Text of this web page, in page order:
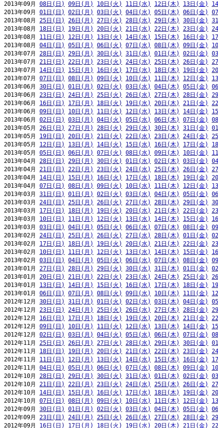
2013年09月 08日(日) 09日(月) 10日(火) 11日(水) 12日(木) 13日(金)
2013年09月 01日(日) 02日(月) 03日(火) 04日(水) 05日(木) 06日(金)
2013年08月 25日(日) 26日(月) 27日(火) 28日(水) 29日(木) 30日(金)
2013年08月 18日(日) 19日(月) 20日(火) 21日(水) 22日(木) 23日(金)
2013年08月 11日(日) 12日(月) 13日(火) 14日(水) 15日(木) 16日(金)
2013年08月 04日(日) 05日(月) 06日(火) 07日(水) 08日(木) 09日(金)
2013年07月 28日(日) 29日(月) 30日(火) 31日(水) 01日(木) 02日(金)
2013年07月 21日(日) 22日(月) 23日(火) 24日(水) 25日(木) 26日(金)
2013年07月 14日(日) 15日(月) 16日(火) 17日(水) 18日(木) 19日(金)
2013年07月 07日(日) 08日(月) 09日(火) 10日(水) 11日(木) 12日(金)
2013年06月 30日(日) 01日(月) 02日(火) 03日(水) 04日(木) 05日(金)
2013年06月 23日(日) 24日(月) 25日(火) 26日(水) 27日(木) 28日(金)
2013年06月 16日(日) 17日(月) 18日(火) 19日(水) 20日(木) 21日(金)
2013年06月 09日(日) 10日(月) 11日(火) 12日(水) 13日(木) 14日(金)
2013年06月 02日(日) 03日(月) 04日(火) 05日(水) 06日(木) 07日(金)
2013年05月 26日(日) 27日(月) 28日(火) 29日(水) 30日(木) 31日(金)
2013年05月 19日(日) 20日(月) 21日(火) 22日(水) 23日(木) 24日(金)
2013年05月 12日(日) 13日(月) 14日(火) 15日(水) 16日(木) 17日(金)
2013年05月 05日(日) 06日(月) 07日(火) 08日(水) 09日(木) 10日(金)
2013年04月 28日(日) 29日(月) 30日(火) 01日(水) 02日(木) 03日(金)
2013年04月 21日(日) 22日(月) 23日(火) 24日(水) 25日(木) 26日(金)
2013年04月 14日(日) 15日(月) 16日(火) 17日(水) 18日(木) 19日(金)
2013年04月 07日(日) 08日(月) 09日(火) 10日(水) 11日(木) 12日(金)
2013年03月 31日(日) 01日(月) 02日(火) 03日(水) 04日(木) 05日(金)
2013年03月 24日(日) 25日(月) 26日(火) 27日(水) 28日(木) 29日(金)
2013年03月 17日(日) 18日(月) 19日(火) 20日(水) 21日(木) 22日(金)
2013年03月 10日(日) 11日(月) 12日(火) 13日(水) 14日(木) 15日(金)
2013年03月 03日(日) 04日(月) 05日(火) 06日(水) 07日(木) 08日(金)
2013年02月 24日(日) 25日(月) 26日(火) 27日(水) 28日(木) 01日(金)
2013年02月 17日(日) 18日(月) 19日(火) 20日(水) 21日(木) 22日(金)
2013年02月 10日(日) 11日(月) 12日(火) 13日(水) 14日(木) 15日(金)
2013年02月 03日(日) 04日(月) 05日(火) 06日(水) 07日(木) 08日(金)
2013年01月 27日(日) 28日(月) 29日(火) 30日(水) 31日(木) 01日(金)
2013年01月 20日(日) 21日(月) 22日(火) 23日(水) 24日(木) 25日(金)
2013年01月 13日(日) 14日(月) 15日(火) 16日(水) 17日(木) 18日(金)
2013年01月 06日(日) 07日(月) 08日(火) 09日(水) 10日(木) 11日(金)
2012年12月 30日(日) 31日(月) 01日(火) 02日(水) 03日(木) 04日(金)
2012年12月 23日(日) 24日(月) 25日(火) 26日(水) 27日(木) 28日(金)
2012年12月 16日(日) 17日(月) 18日(火) 19日(水) 20日(木) 21日(金)
2012年12月 09日(日) 10日(月) 11日(火) 12日(水) 13日(木) 14日(金)
2012年12月 02日(日) 03日(月) 04日(火) 05日(水) 06日(木) 07日(金)
2012年11月 25日(日) 26日(月) 27日(火) 28日(水) 29日(木) 30日(金)
2012年11月 18日(日) 19日(月) 20日(火) 21日(水) 22日(木) 23日(金)
2012年11月 11日(日) 12日(月) 13日(火) 14日(水) 15日(木) 16日(金)
2012年11月 04日(日) 05日(月) 06日(火) 07日(水) 08日(木) 09日(金)
2012年10月 28日(日) 29日(月) 30日(火) 31日(水) 01日(木) 02日(金)
2012年10月 21日(日) 22日(月) 23日(火) 24日(水) 25日(木) 26日(金)
2012年10月 14日(日) 15日(月) 16日(火) 17日(水) 18日(木) 19日(金)
2012年10月 07日(日) 08日(月) 09日(火) 10日(水) 11日(木) 12日(金)
2012年09月 30日(日) 01日(月) 02日(火) 03日(水) 04日(木) 05日(金)
2012年09月 23日(日) 24日(月) 25日(火) 26日(水) 27日(木) 28日(金)
2012年09月 16日(日) 17日(月) 18日(火) 19日(水) 20日(木) 21日(金)